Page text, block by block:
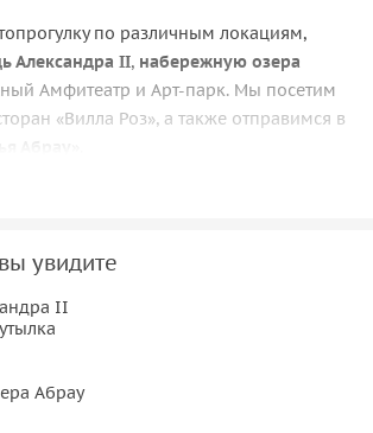
по различным локациям,
Александра II, набережную озера
Амфитеатр и Арт-парк. Мы посетим
«Вилла Роз», а также отправимся в
увидите
II
Абрау